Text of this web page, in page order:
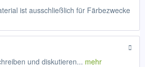
ist ausschließlich für Färbezwecke
und diskutieren... mehr